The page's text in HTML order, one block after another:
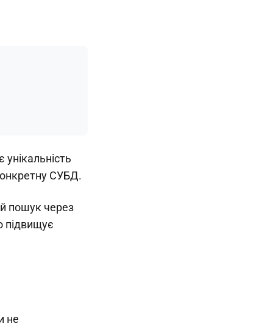
СУБД.
пошук через
підвищує
не